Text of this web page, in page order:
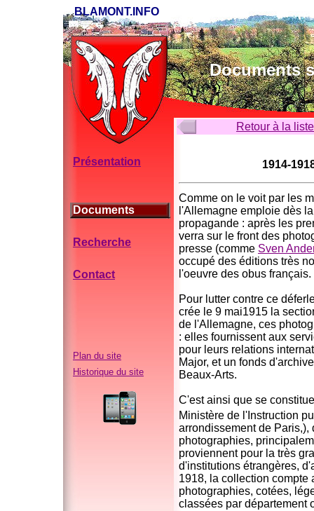
BLAMONT.INFO
Documents
Présentation
Documents
Recherche
Contact
Plan du site
Historique du site
Retour à la
1914-
Comme on le voit par les
l'Allemagne emploie dès
propagande : après les
verra sur le front des
presse (comme Sven
occupé des éditions très
l'oeuvre des obus français.
Pour lutter contre ce
crée le 9 mai1915 la
de l'Allemagne, ces
: elles fournissent aux
pour leurs relations
Major, et un fonds
Beaux-Arts.
C'est ainsi que se
Ministère de l'Instruction
arrondissement de
photographies,
proviennent pour la très
d'institutions étrangères,
1918, la collection compte
photographies, cotées,
classées par département